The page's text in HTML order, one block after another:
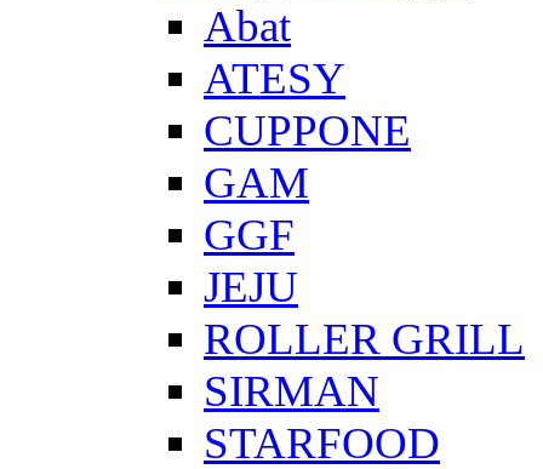
Abat
ATESY
CUPPONE
GAM
GGF
JEJU
ROLLER GRILL
SIRMAN
STARFOOD